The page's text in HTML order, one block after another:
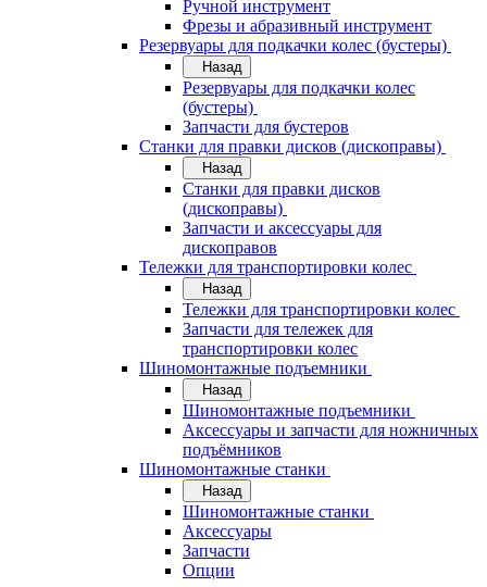
Ручной инструмент
Фрезы и абразивный инструмент
Резервуары для подкачки колес (бустеры)
Назад
Резервуары для подкачки колес
(бустеры)
Запчасти для бустеров
Станки для правки дисков (дископравы)
Назад
Станки для правки дисков
(дископравы)
Запчасти и аксессуары для
дископравов
Тележки для транспортировки колес
Назад
Тележки для транспортировки колес
Запчасти для тележек для
транспортировки колес
Шиномонтажные подъемники
Назад
Шиномонтажные подъемники
Аксессуары и запчасти для ножничных
подъёмников
Шиномонтажные станки
Назад
Шиномонтажные станки
Аксессуары
Запчасти
Опции